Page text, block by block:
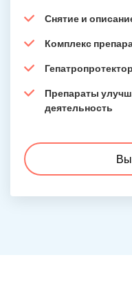
Снятие и
Комплекс
Препараты
деятельность